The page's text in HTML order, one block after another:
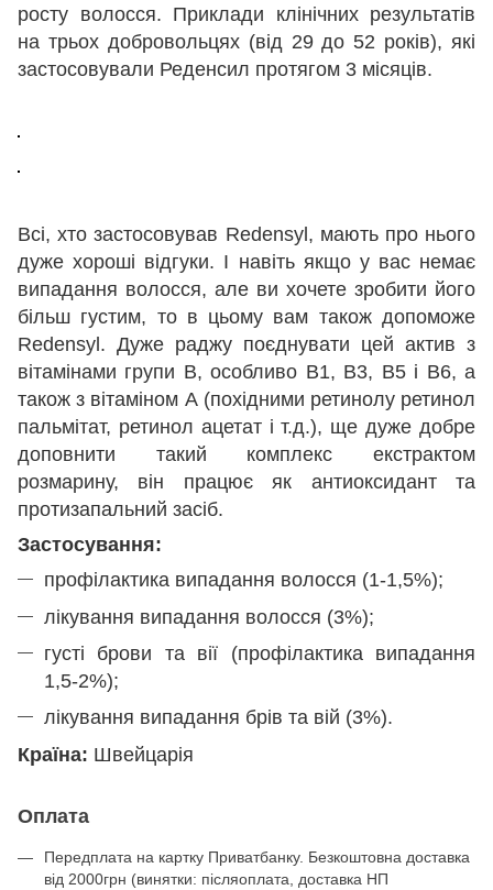
росту волосся. Приклади клінічних результатів
на трьох добровольцях (від 29 до 52 років), які
застосовували Реденсил протягом 3 місяців.
Всі, хто застосовував Redensyl, мають про нього
дуже хороші відгуки. І навіть якщо у вас немає
випадання волосся, але ви хочете зробити його
більш густим, то в цьому вам також допоможе
Redensyl. Дуже раджу поєднувати цей актив з
вітамінами групи В, особливо В1, В3, В5 і В6, а
також з вітаміном А (похідними ретинолу ретинол
пальмітат, ретинол ацетат і т.д.), ще дуже добре
доповнити такий комплекс екстрактом
розмарину, він працює як антиоксидант та
протизапальний засіб.
Застосування:
профілактика випадання волосся (1-1,5%);
лікування випадання волосся (3%);
густі брови та вії (профілактика випадання
1,5-2%);
лікування випадання брів та вій (3%).
Країна: Швейцарія
Оплата
Передплата на картку Приватбанку. Безкоштовна доставка
від 2000грн (винятки: післяоплата, доставка НП